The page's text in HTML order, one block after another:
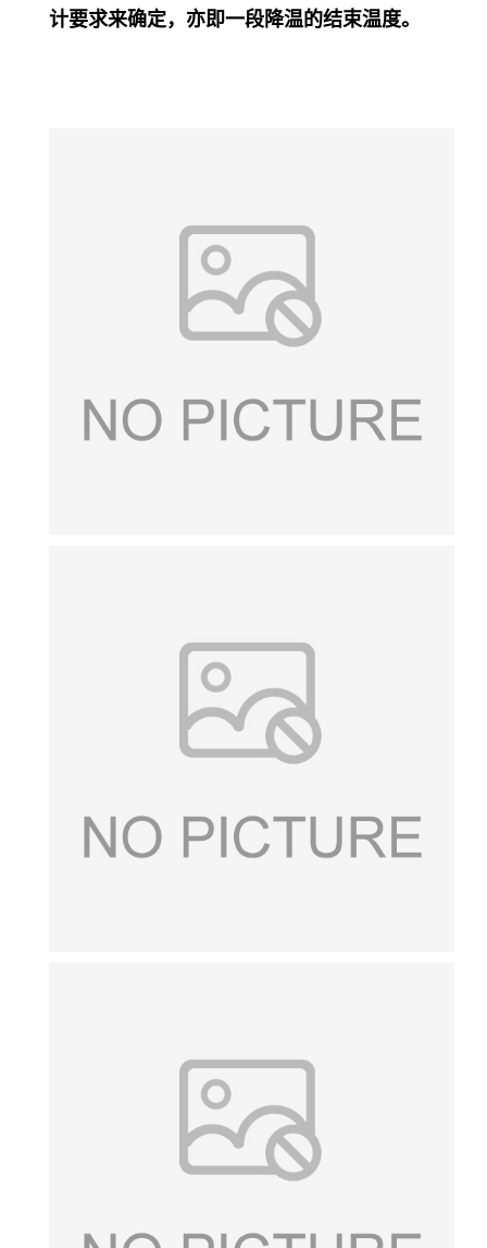
计要求来确定，亦即一段降温的结束温度。